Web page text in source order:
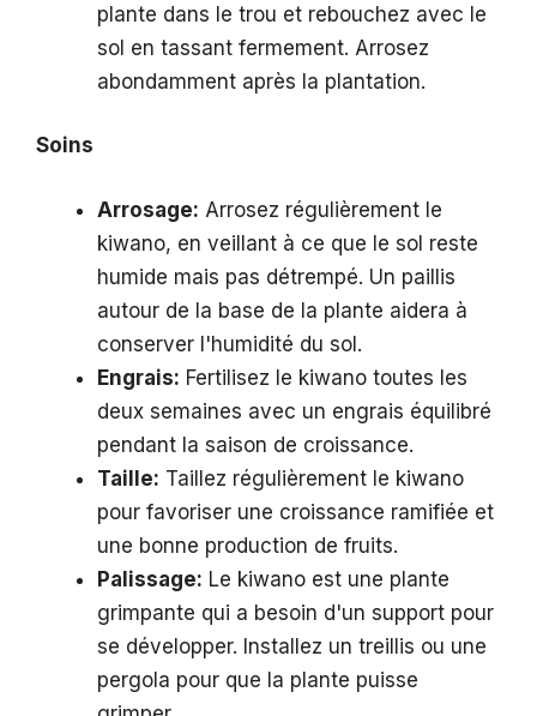
plante dans le trou et rebouchez avec le
sol en tassant fermement. Arrosez
abondamment après la plantation.
Soins
Arrosage: Arrosez régulièrement le
kiwano, en veillant à ce que le sol reste
humide mais pas détrempé. Un paillis
autour de la base de la plante aidera à
conserver l'humidité du sol.
Engrais: Fertilisez le kiwano toutes les
deux semaines avec un engrais équilibré
pendant la saison de croissance.
Taille: Taillez régulièrement le kiwano
pour favoriser une croissance ramifiée et
une bonne production de fruits.
Palissage: Le kiwano est une plante
grimpante qui a besoin d'un support pour
se développer. Installez un treillis ou une
pergola pour que la plante puisse